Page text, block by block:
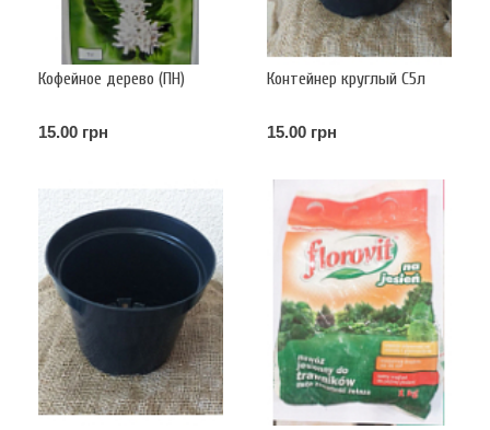
Кофейное дерево (ПН)
15.00 грн
Контейнер круглый С5л
15.00 грн